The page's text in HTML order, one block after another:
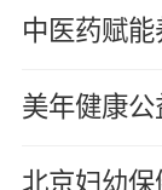
中医药赋
美年健康
北京妇幼